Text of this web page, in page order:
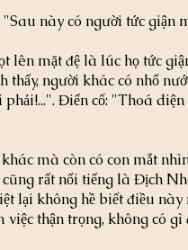
này có người tức giận
mặt đệ là lúc họ tức
người khác có nhổ
Điển cố: "Thoá
mà còn có con mắt
rất nổi tiếng là Địch
lại không hề biết điều này
thận trọng, không có gì